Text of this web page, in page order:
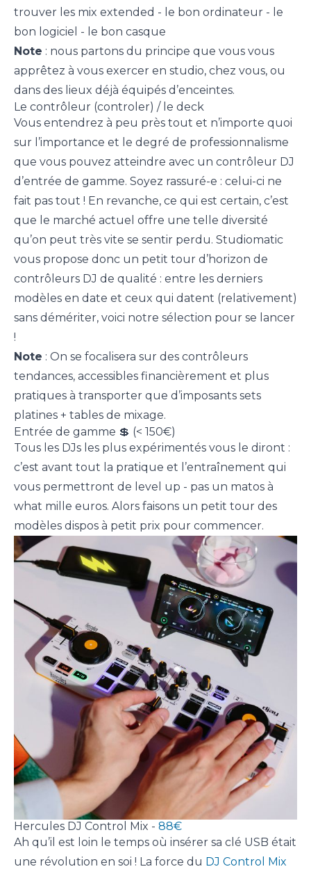
trouver les mix extended - le bon ordinateur - le
bon logiciel - le bon casque
Note : nous partons du principe que vous vous
apprêtez à vous exercer en studio, chez vous, ou
dans des lieux déjà équipés d’enceintes.
Le contrôleur (controler) / le deck
Vous entendrez à peu près tout et n’importe quoi
sur l’importance et le degré de professionnalisme
que vous pouvez atteindre avec un contrôleur DJ
d’entrée de gamme. Soyez rassuré-e : celui-ci ne
fait pas tout ! En revanche, ce qui est certain, c’est
que le marché actuel offre une telle diversité
qu’on peut très vite se sentir perdu. Studiomatic
vous propose donc un petit tour d’horizon de
contrôleurs DJ de qualité : entre les derniers
modèles en date et ceux qui datent (relativement)
sans démériter, voici notre sélection pour se lancer
!
Note : On se focalisera sur des contrôleurs
tendances, accessibles financièrement et plus
pratiques à transporter que d’imposants sets
platines + tables de mixage.
Entrée de gamme 💲 (< 150€)
Tous les DJs les plus expérimentés vous le diront :
c’est avant tout la pratique et l’entraînement qui
vous permettront de level up - pas un matos à
what mille euros. Alors faisons un petit tour des
modèles dispos à petit prix pour commencer.
Hercules DJ Control Mix - 88€
Ah qu’il est loin le temps où insérer sa clé USB était
une révolution en soi ! La force du DJ Control Mix